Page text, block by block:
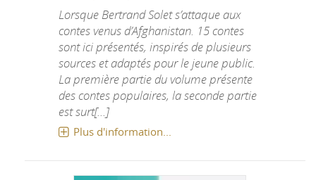
Lorsque Bertrand Solet s’attaque aux
contes venus d’Afghanistan. 15 contes
sont ici présentés, inspirés de plusieurs
sources et adaptés pour le jeune public.
La première partie du volume présente
des contes populaires, la seconde partie
est surt[...]
Plus d'information...